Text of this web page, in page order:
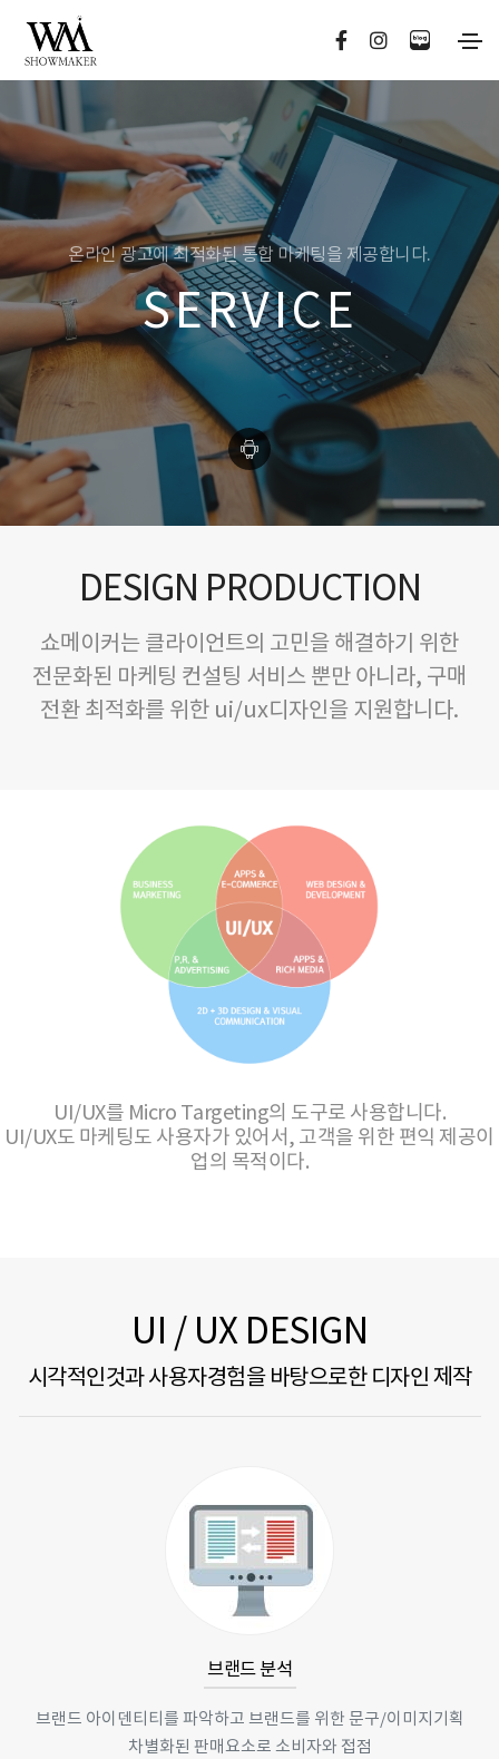
온라인 광고에 최적화된 통합 마케팅을 제공합니다.
SERVICE
DESIGN PRODUCTION
쇼메이커는 클라이언트의 고민을 해결하기 위한
전문화된 마케팅 컨설팅 서비스 뿐만 아니라, 구매
전환 최적화를 위한 ui/ux디자인을 지원합니다.
UI/UX를 Micro Targeting의 도구로 사용합니다.
UI/UX도 마케팅도 사용자가 있어서, 고객을 위한 편익 제공이
업의 목적이다.
UI / UX DESIGN
시각적인것과 사용자경험을 바탕으로한 디자인 제작
브랜드 분석
브랜드 아이덴티티를 파악하고 브랜드를 위한 문구/이미지기획
차별화된 판매요소로 소비자와 접점